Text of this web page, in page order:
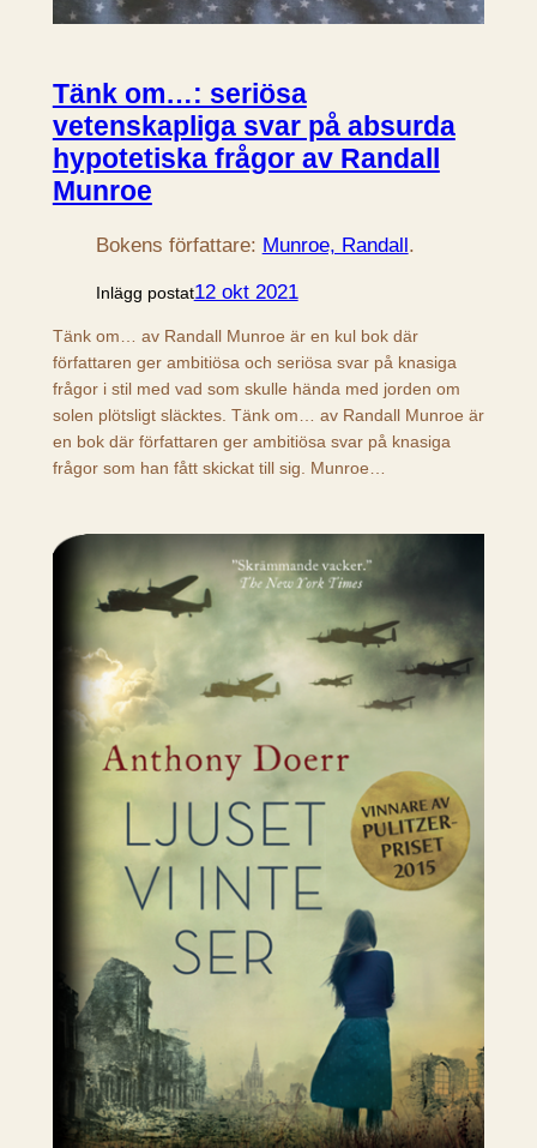
Tänk om…: seriösa
vetenskapliga svar på absurda
hypotetiska frågor av Randall
Munroe
Bokens författare: Munroe, Randall .
Inlägg postat12 okt 2021
Tänk om… av Randall Munroe är en kul bok där
författaren ger ambitiösa och seriösa svar på knasiga
frågor i stil med vad som skulle hända med jorden om
solen plötsligt släcktes. Tänk om… av Randall Munroe är
en bok där författaren ger ambitiösa svar på knasiga
frågor som han fått skickat till sig. Munroe…